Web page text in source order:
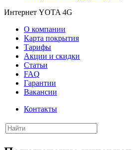
Интернет YOTA 4G
О компании
Карта покрытия
Тарифы
Акции и скидки
Статьи
FAQ
Гарантии
Вакансии
Контакты